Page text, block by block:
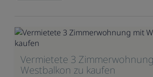
Vermietete 3
Westbalkon zu kaufen